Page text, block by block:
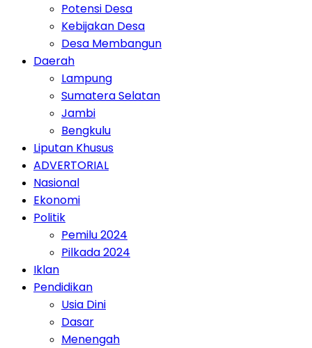
Potensi Desa
Kebijakan Desa
Desa Membangun
Daerah
Lampung
Sumatera Selatan
Jambi
Bengkulu
Liputan Khusus
ADVERTORIAL
Nasional
Ekonomi
Politik
Pemilu 2024
Pilkada 2024
Iklan
Pendidikan
Usia Dini
Dasar
Menengah